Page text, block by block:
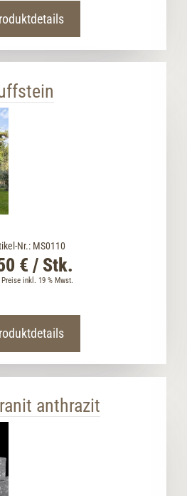
Nr.: MS0110
€ / Stk.
Preise inkl. 19 % Mwst.
anthrazit